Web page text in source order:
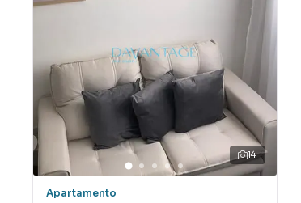
14
Apartamento